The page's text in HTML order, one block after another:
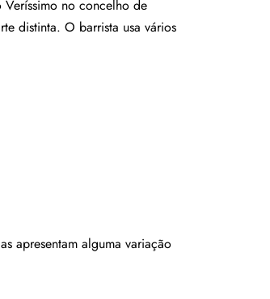
no concelho de
distinta. O barrista usa vários
apresentam alguma variação